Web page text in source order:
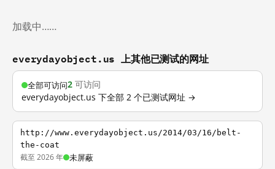
加载中……
everydayobject.us 上其他已测试的网址
全部可访问2 可访问
everydayobject.us 下全部 2 个已测试网址 →
http://www.everydayobject.us/2014/03/16/belt-
the-coat
截至 2026 年 未屏蔽